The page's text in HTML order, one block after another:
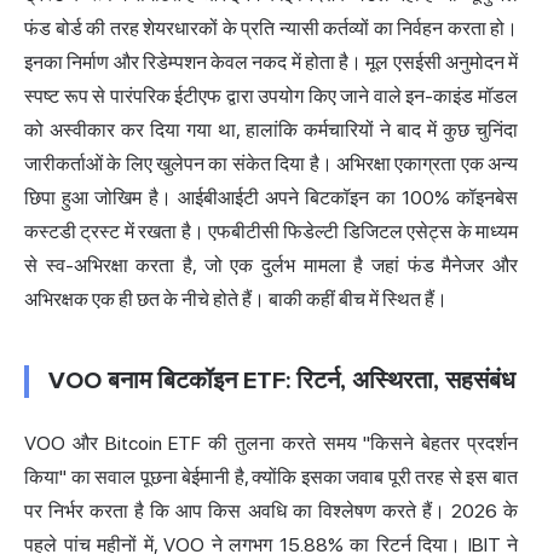
फंड बोर्ड की तरह शेयरधारकों के प्रति न्यासी कर्तव्यों का निर्वहन करता हो।
इनका निर्माण और रिडेम्पशन केवल नकद में होता है। मूल एसईसी अनुमोदन में
स्पष्ट रूप से पारंपरिक ईटीएफ द्वारा उपयोग किए जाने वाले इन-काइंड मॉडल
को अस्वीकार कर दिया गया था, हालांकि कर्मचारियों ने बाद में कुछ चुनिंदा
जारीकर्ताओं के लिए खुलेपन का संकेत दिया है। अभिरक्षा एकाग्रता एक अन्य
छिपा हुआ जोखिम है। आईबीआईटी अपने बिटकॉइन का 100% कॉइनबेस
कस्टडी ट्रस्ट में रखता है। एफबीटीसी फिडेल्टी डिजिटल एसेट्स के माध्यम
से स्व-अभिरक्षा करता है, जो एक दुर्लभ मामला है जहां फंड मैनेजर और
अभिरक्षक एक ही छत के नीचे होते हैं। बाकी कहीं बीच में स्थित हैं।
VOO बनाम बिटकॉइन ETF: रिटर्न, अस्थिरता, सहसंबंध
VOO और Bitcoin ETF की तुलना करते समय "किसने बेहतर प्रदर्शन
किया" का सवाल पूछना बेईमानी है, क्योंकि इसका जवाब पूरी तरह से इस बात
पर निर्भर करता है कि आप किस अवधि का विश्लेषण करते हैं। 2026 के
पहले पांच महीनों में, VOO ने लगभग 15.88% का रिटर्न दिया। IBIT ने